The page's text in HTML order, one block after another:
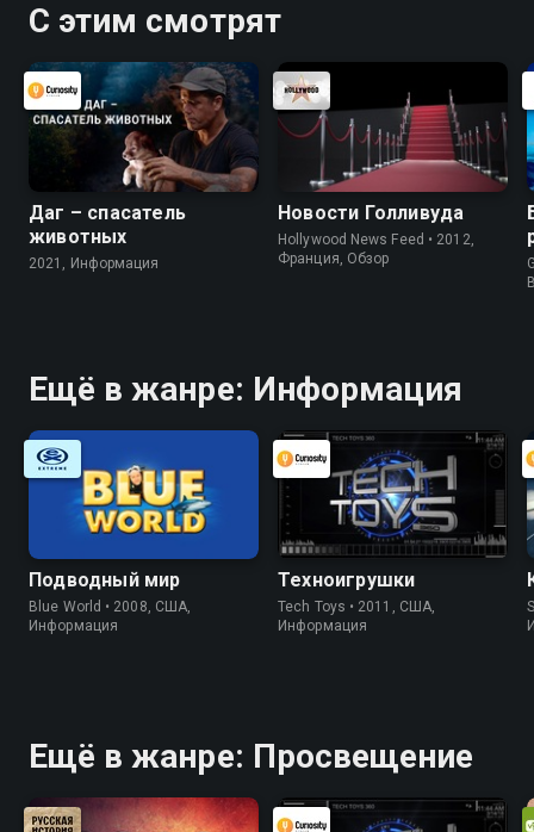
С этим смотрят
Даг – спасатель
животных
2021, Информация
Новости Голливуда
Hollywood News Feed • 2012,
Франция, Обзор
Ещё в жанре: Информация
Подводный мир
Blue World • 2008, США,
Информация
Техноигрушки
Tech Toys • 2011, США,
Информация
Ещё в жанре: Просвещение